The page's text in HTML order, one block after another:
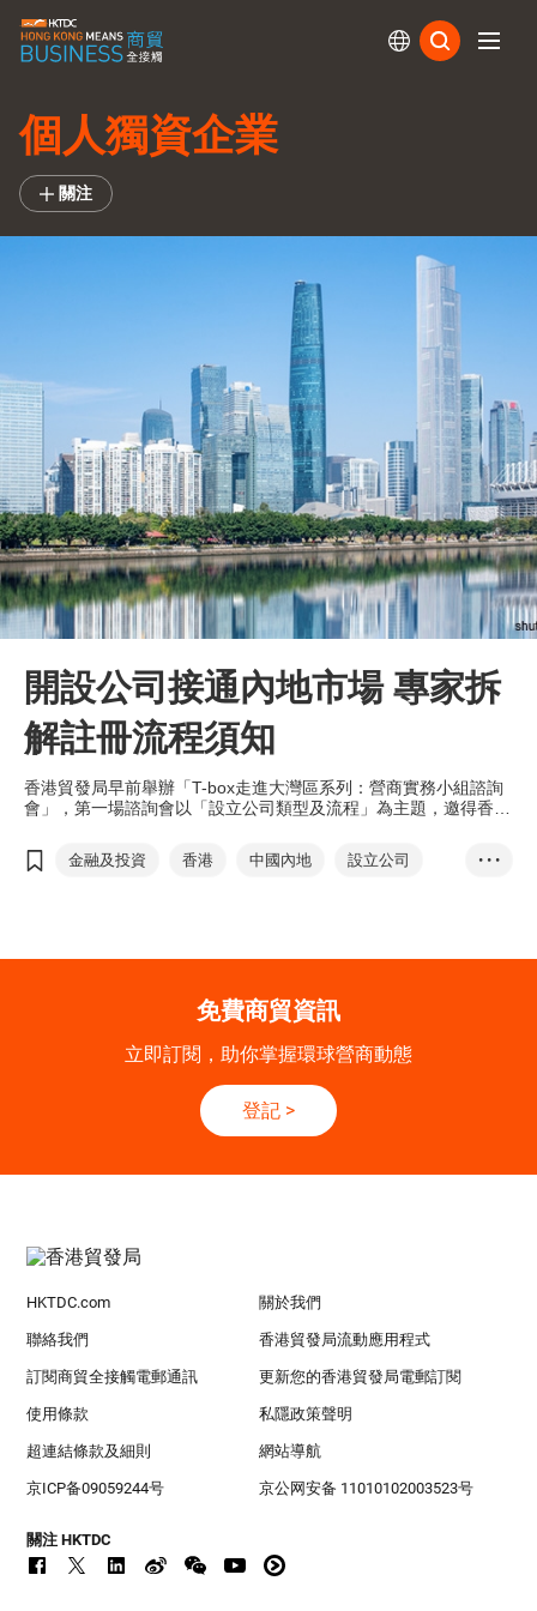
個人獨資企業
關注
開設公司接通內地市場 專家拆
解註冊流程須知
香港貿發局早前舉辦「T-box走進大灣區系列：營商實務小組諮詢
會」，第一場諮詢會以「設立公司類型及流程」為主題，邀得香港
企業在投資前的注意事項，以及網上辦理公司牌照四方面作探討。
金融及投資 香港 中國內地
設立公司
CEPA
企業所得稅 個人所得稅
• • •
免費商貿資訊
立即訂閱，助你掌握環球營商動態
登記 >
HKTDC.com 關於我們
聯絡我們 香港貿發局流動應用程式
訂閱商貿全接觸電郵通訊 更新您的香港貿發局電郵訂閱
使用條款 私隱政策聲明
超連結條款及細則 網站導航
京ICP备09059244号 京公网安备 11010102003523号
關注 HKTDC